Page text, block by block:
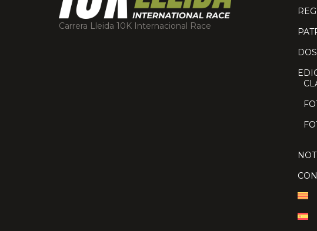
Carrera Lleida 10K Internacional Race